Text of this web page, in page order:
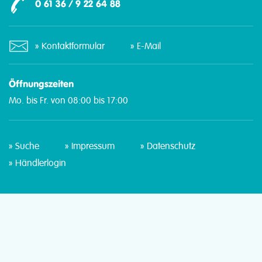
0 61 36 / 9 22 64 88
Kontaktformular E-Mail
Öffnungszeiten
Mo. bis Fr. von 08:00 bis 17:00
Suche Impressum
Datenschutz
Händlerlogin